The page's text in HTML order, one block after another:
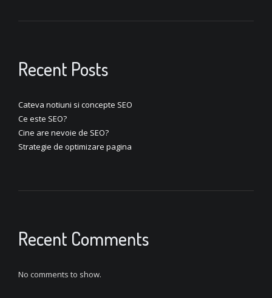
Recent Posts
Cateva notiuni si concepte SEO
Ce este SEO?
Cine are nevoie de SEO?
Strategie de optimizare pagina
Recent Comments
No comments to show.